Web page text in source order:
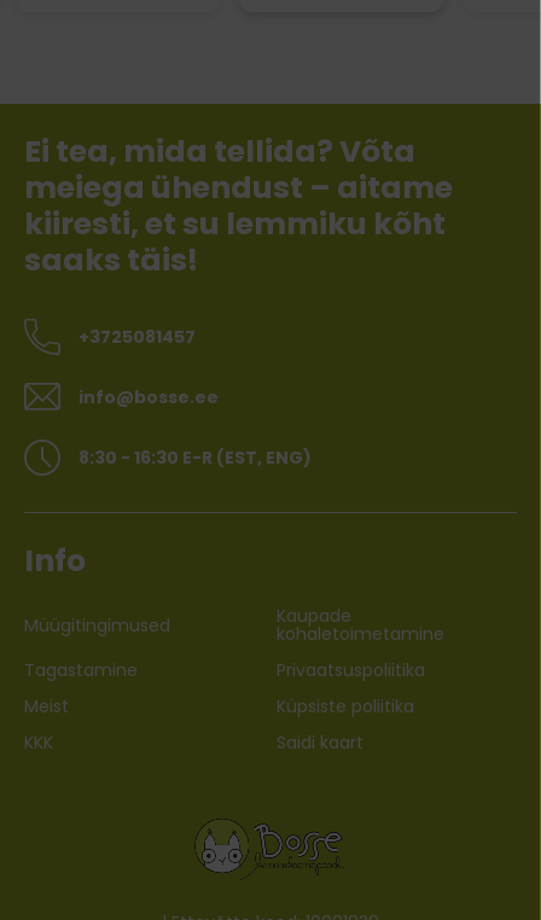
Ei tea, mida tellida? Võta
meiega ühendust – aitame
kiiresti, et su lemmiku kõht
saaks täis!
+3725081457
info@bosse.ee
8:30 - 16:30 E-R (EST, ENG)
Info
Müügitingimused Kaupade
kohaletoimetamine
Tagastamine
Privaatsuspoliitika
Meist
Küpsiste poliitika
KKK
Saidi kaart